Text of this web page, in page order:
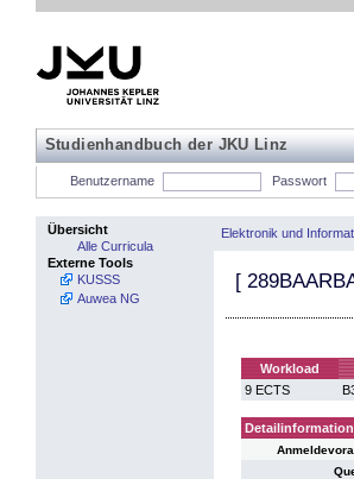
Studienhandbuch der JKU Linz
Benutzername Passwort
Übersicht
Alle Curricula
Externe Tools
KUSSS
Auwea NG
Elektronik und
[
Workload
9 ECTS